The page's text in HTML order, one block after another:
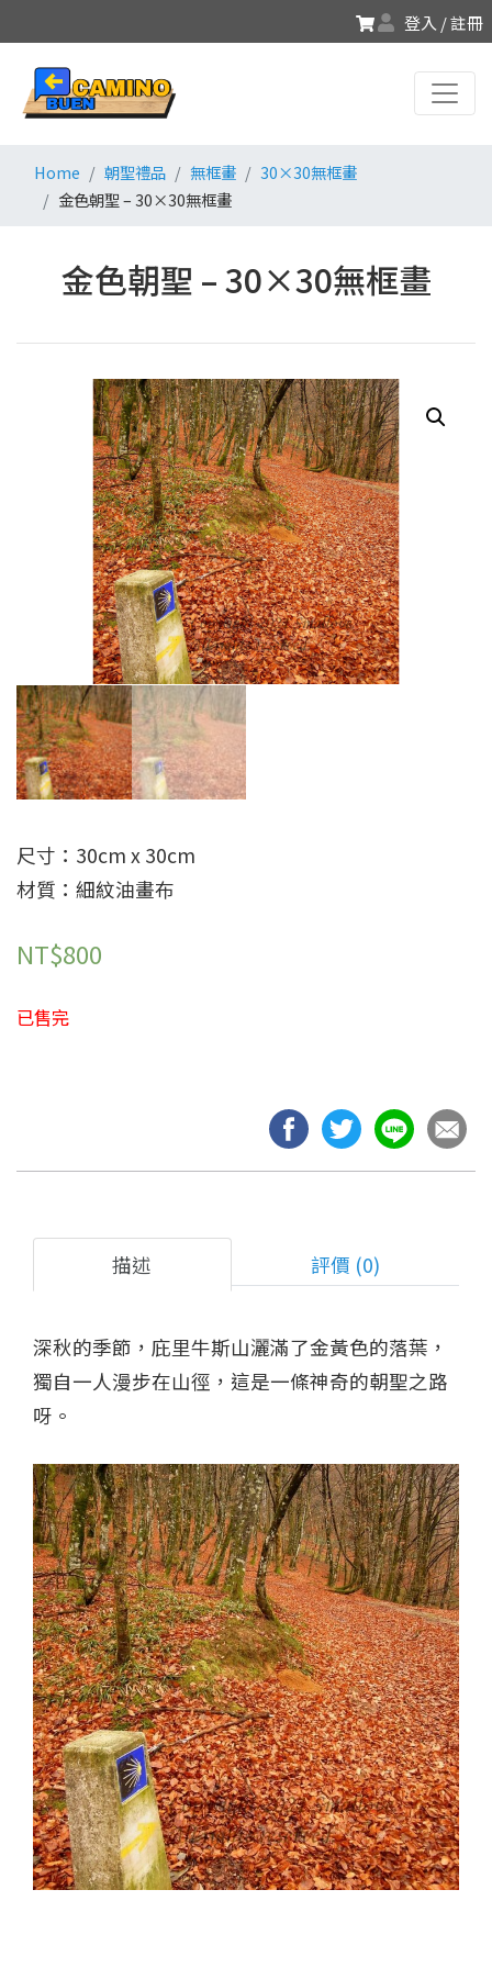
登入 / 註冊
Home 朝聖禮品 無框畫
30×30無框畫
金色朝聖 – 30×30無框畫
金色朝聖 – 30×30無框畫
尺寸：30cm x 30cm
材質：細紋油畫布
NT$800
已售完
描述 評價 (0)
深秋的季節，庇里牛斯山灑滿了金黃色的落葉，
獨自一人漫步在山徑，這是一條神奇的朝聖之路
呀。